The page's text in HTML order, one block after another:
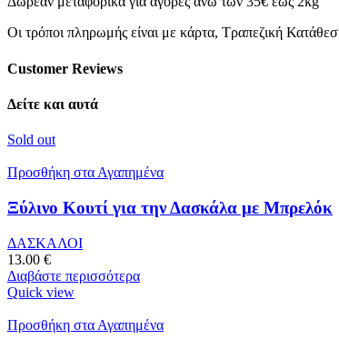
Οι τρόποι πληρωμής είναι με κάρτα, Τραπεζική
Customer Reviews
Δείτε και αυτά
Sold out
Προσθήκη στα Αγαπημένα
Ξύλινο Κουτί για την Δασκάλα με Μπρελόκ
ΔΑΣΚΑΛΟΙ
13.00 €
Διαβάστε περισσότερα
Quick view
Προσθήκη στα Αγαπημένα